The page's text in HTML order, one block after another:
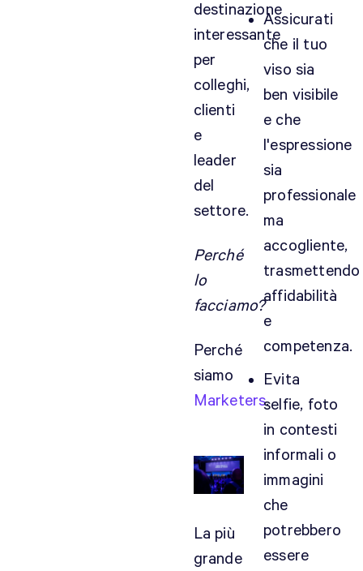
destinazione
interessante
per
colleghi,
clienti
e
leader
del
settore.
Perché
lo
facciamo?
Perché
siamo
Marketers.
La più
grande
Assicurati
che il tuo
viso sia
ben visibile
e che
l'espressione
sia
professionale
ma
accogliente,
trasmettendo
affidabilità
e
competenza.
Evita
selfie, foto
in contesti
informali o
immagini
che
potrebbero
essere